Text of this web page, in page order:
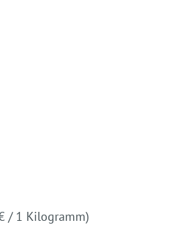
/ 1 Kilogramm)